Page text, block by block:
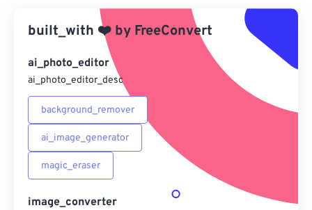
另存為預設
built_with ❤️ by FreeConvert
ai_photo_editor
ai_photo_editor_desc
background_remover
ai_image_generator
magic_eraser
image_converter